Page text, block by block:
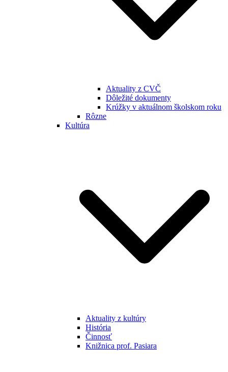
Aktuality z CVČ
Dôležité dokumenty
Krúžky v aktuálnom školskom roku
Rôzne
Kultúra
Aktuality z kultúry
História
Činnosť
Knižnica prof. Pasiara